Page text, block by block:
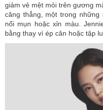
giảm vẻ mệt mỏi trên gương
căng thẳng, một trong
nổi mụn hoặc xỉn màu.
bằng thay vì ép cân hoặc tập